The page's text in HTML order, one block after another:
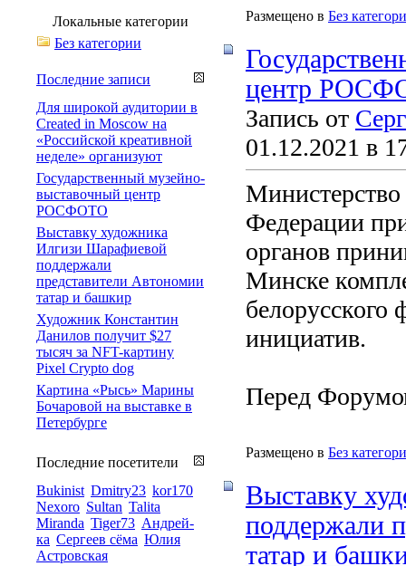
Размещено в Без
центр
Запись от
01.12.2021 в
Федерации
органов
Минске
инициатив.
Перед
Размещено в Без
Выставку
поддержали
татар и
Локальные категории
Без категории
Последние записи
Для широкой аудитории в
Created in Moscow на
«Российской креативной
неделе» организуют
Государственный музейно-
выставочный центр
РОСФОТО
Выставку художника
Илгизи Шарафиевой
поддержали
представители Автономии
татар и башкир
Художник Константин
Данилов получит $27
тысяч за NFT-картину
Pixel Crypto dog
Картина «Рысь» Марины
Бочаровой на выставке в
Петербурге
Последние посетители
Bukinist Dmitry23 kor170
Nexoro Sultan Talita
Miranda Tiger73 Андрей-
ка Сергеев сёма Юлия
Астровская